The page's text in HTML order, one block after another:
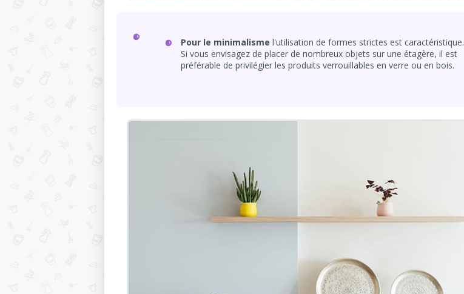
Pour le minimalisme l'utilisation de formes strictes est caractéristique.
Si vous envisagez de placer de nombreux objets sur une étagère, il est
préférable de privilégier les produits verrouillables en verre ou en bois.